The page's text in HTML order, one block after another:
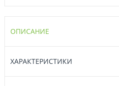
ОПИСАНИЕ
ХАРАКТЕРИСТИКИ